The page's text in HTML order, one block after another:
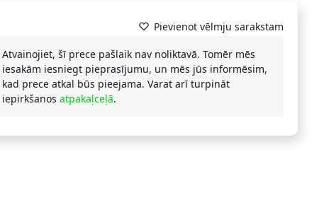
Pievienot vēlmju sarakstam
Atvainojiet, šī prece pašlaik nav noliktavā. Tomēr mēs
iesakām iesniegt pieprasījumu, un mēs jūs informēsim,
kad prece atkal būs pieejama. Varat arī turpināt
iepirkšanos atpakaļceļā.